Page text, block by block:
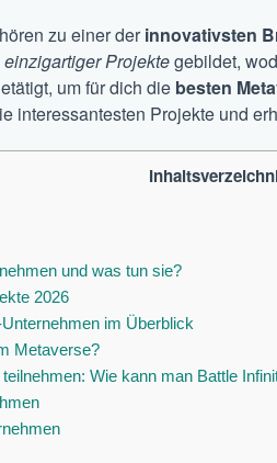
zu einer derinnovativsten
Projektegebildet,
um für dich die besten
interessantesten Projekte und
und was tun sie?
2026
im Überblick
Metaverse?
Wie kann man Battle